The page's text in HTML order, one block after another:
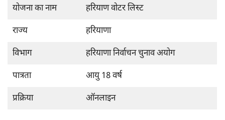
योजना का नाम हरियाण वोटर लिस्ट
राज्य हरियाणा
विभाग हरियाणा निर्वाचन चुनाव अयोग
पात्रता आयु 18 वर्ष
प्रक्रिया ऑनलाइन